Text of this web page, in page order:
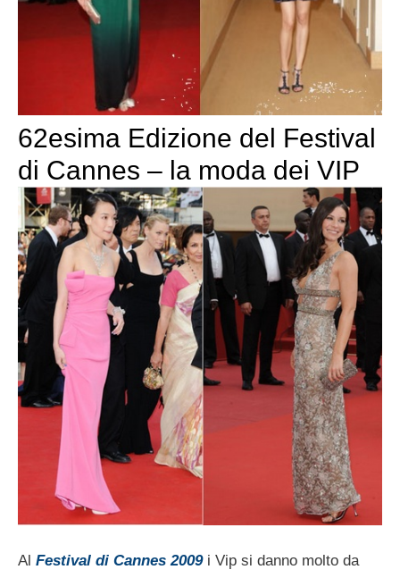
62esima Edizione del Festival
di Cannes – la moda dei VIP
Al Festival di Cannes 2009i Vip si danno molto da